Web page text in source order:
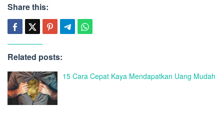
Share this:
Related posts:
15 Cara Cepat Kaya Mendapatkan Uang Mudah